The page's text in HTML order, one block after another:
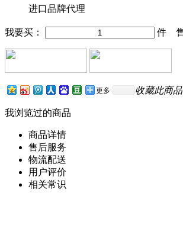
进口品牌代理
我要买： 件 售
收藏此商品
更多
我浏览过的商品
商品详情
售后服务
物流配送
用户评价
相关常识